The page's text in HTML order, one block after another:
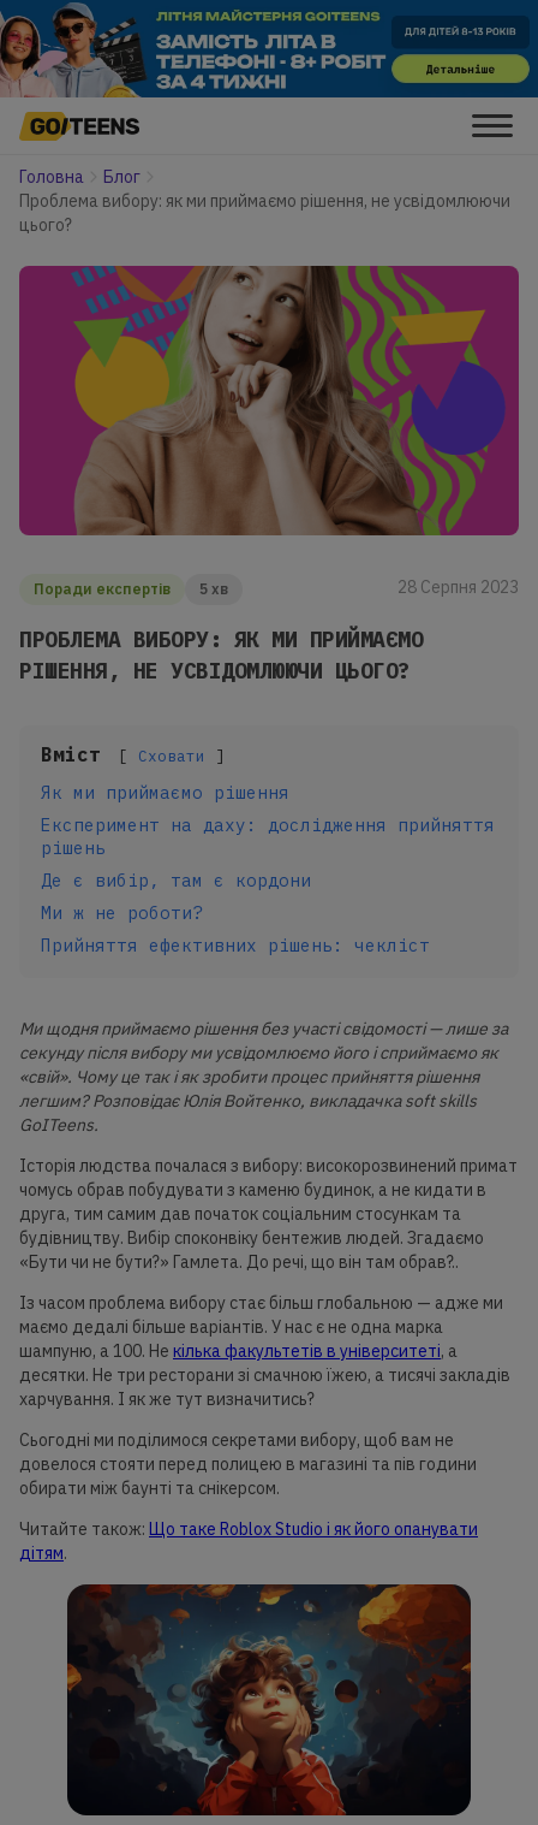
Головна
Блог
Проблема вибору: як ми приймаємо рішення, не усвідомлюючи
цього?
Поради експертів 5 хв 28 Серпня 2023
ПРОБЛЕМА ВИБОРУ: ЯК МИ ПРИЙМАЄМО
РІШЕННЯ, НЕ УСВІДОМЛЮЮЧИ ЦЬОГО?
Вміст Сховати
Як ми приймаємо рішення
Експеримент на даху: дослідження прийняття
рішень
Де є вибір, там є кордони
Ми ж не роботи?
Прийняття ефективних рішень: чекліст
Ми щодня приймаємо рішення без участі свідомості — лише за
секунду після вибору ми усвідомлюємо його і сприймаємо як
«свій». Чому це так і як зробити процес прийняття рішення
легшим? Розповідає Юлія Войтенко, викладачка soft skills
GoITeens.
Історія людства почалася з вибору: високорозвинений примат
чомусь обрав побудувати з каменю будинок, а не кидати в
друга, тим самим дав початок соціальним стосункам та
будівництву. Вибір споконвіку бентежив людей. Згадаємо
«Бути чи не бути?» Гамлета. До речі, що він там обрав?..
Із часом проблема вибору стає більш глобальною — адже ми
маємо дедалі більше варіантів. У нас є не одна марка
шампуню, а 100. Не кілька факультетів в університеті, а
десятки. Не три ресторани зі смачною їжею, а тисячі закладів
харчування. І як же тут визначитись?
Сьогодні ми поділимося секретами вибору, щоб вам не
довелося стояти перед полицею в магазині та пів години
обирати між баунті та снікерсом.
Читайте також: Що таке Roblox Studio і як його опанувати
дітям.